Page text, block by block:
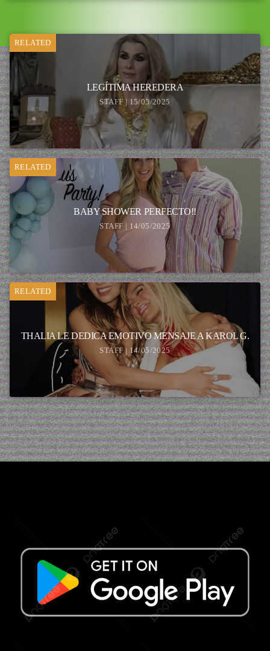
RELATED
LEGÍTIMA HEREDERA
STAFF | 15/05/2025
RELATED
BABY SHOWER PERFECTO!!
STAFF | 14/05/2025
RELATED
THALIA LE DEDICA EMOTIVO MENSAJE A KAROL G.
STAFF | 14/05/2025